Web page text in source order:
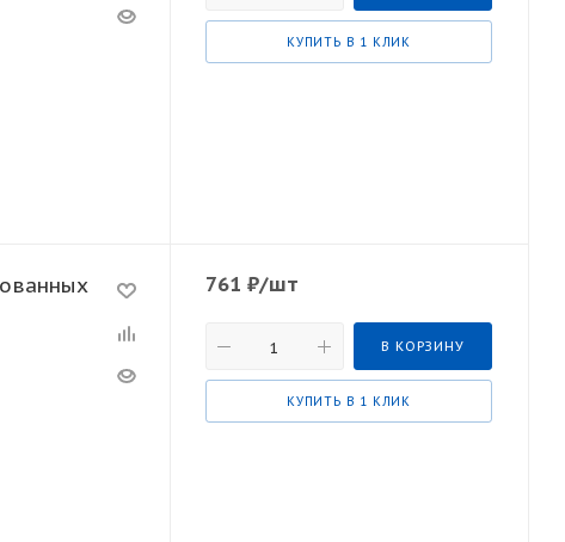
КУПИТЬ В 1 КЛИК
761 ₽/шт
В КОРЗИНУ
КУПИТЬ В 1 КЛИК